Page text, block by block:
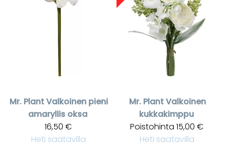
Mr. PlantValkoinen pieni
amaryllis oksa
16,50 €
Heti saatavilla
Mr. PlantValkoinen
kukkakimppu
Poistohinta 15,00 €
Heti saatavilla